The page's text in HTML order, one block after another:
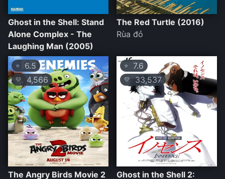
Ghost in the Shell: Stand
Alone Complex - The
Laughing Man (2005)
The Red Turtle (2016)
Rùa đỏ
⭐ 6.5
💛 4,566
The Angry Birds Movie 2
⭐ 7.6
💛 33,537
Ghost in the Shell 2: